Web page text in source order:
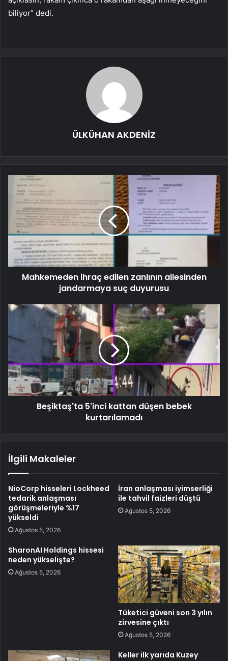
biliyor” dedi.
ÜLKÜHAN AKDENİZ
Mahkemeden ihraç edilen zanlının ailesinden
jandarmaya suç duyurusu
Beşiktaş'ta 5'inci kattan düşen bebek
kurtarılamadı
İlgili Makaleler
NioCorp hisseleri Lockheed
tedarik anlaşması
görüşmeleriyle %17
yükseldi
Ağustos 5, 2026
İran anlaşması iyimserliği
ile tahvil faizleri düştü
Ağustos 5, 2026
SharonAI Holdings hissesi
neden yükselişte?
Ağustos 5, 2026
Tüketici güveni son 3 yılın
zirvesine çıktı
Ağustos 5, 2026
Keller ilk yarıda Kuzey